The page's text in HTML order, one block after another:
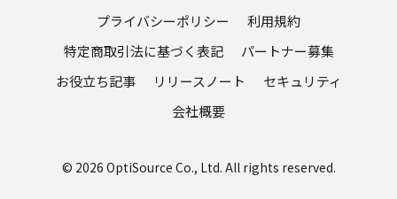
プライバシーポリシー
利用規約
特定商取引法に基づく表記
パートナー募集
お役立ち記事
リリースノート
セキュリティ
会社概要
© 2026 OptiSource Co., Ltd. All rights reserved.